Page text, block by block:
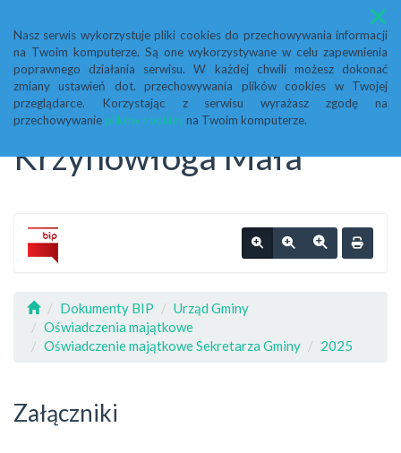
Nasz serwis wykorzystuje pliki cookies do przechowywania informacji
na Twoim komputerze. Są one wykorzystywane w celu zapewnienia
poprawnego działania serwisu. W każdej chwili możesz dokonać
zmiany ustawień dot. przechowywania plików cookies w Twojej
przeglądarce. Korzystając z serwisu wyrażasz zgodę na
przechowywanie plików cookiesna Twoim komputerze.
Menu
Biuletyn Informacji
Publicznej Urząd Gminy
Krzynowłoga Mała
Dokumenty BIP
Urząd Gminy
Oświadczenia majątkowe
Oświadczenie majątkowe Sekretarza Gminy
2025
Załączniki